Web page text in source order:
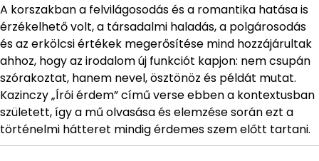
A korszakban a felvilágosodás és a romantika hatása is
érzékelhető volt, a társadalmi haladás, a polgárosodás
és az erkölcsi értékek megerősítése mind hozzájárultak
ahhoz, hogy az irodalom új funkciót kapjon: nem csupán
szórakoztat, hanem nevel, ösztönöz és példát mutat.
Kazinczy „Írói érdem” című verse ebben a kontextusban
született, így a mű olvasása és elemzése során ezt a
történelmi hátteret mindig érdemes szem előtt tartani.